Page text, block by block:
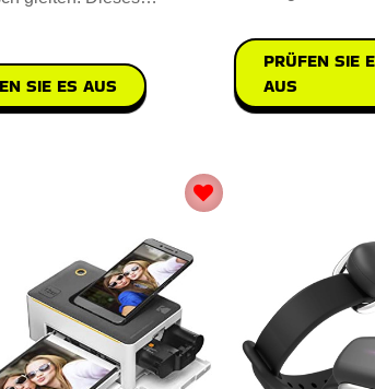
SIE ES AUS
genießen? Nut
PRÜFEN SIE
AUS